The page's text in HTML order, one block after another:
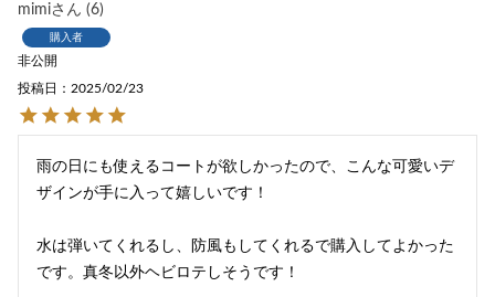
mimi 6
購入者
非公開
投稿日 2025/02/23
雨の日にも使えるコートが欲しかったので、こんな可愛いデ
ザインが手に入って嬉しいです！
水は弾いてくれるし、防風もしてくれるで購入してよかった
です。真冬以外ヘビロテしそうです！